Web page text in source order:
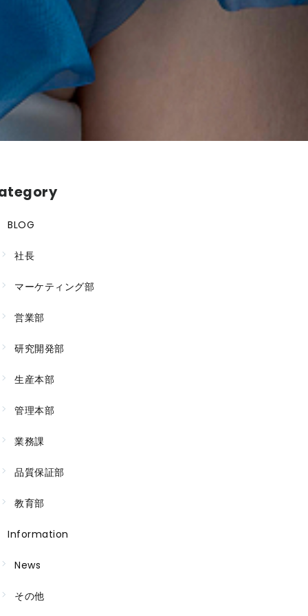
BLOG
社長
マーケティング部
営業部
研究開発部
生産本部
管理本部
業務課
品質保証部
教育部
Information
News
その他